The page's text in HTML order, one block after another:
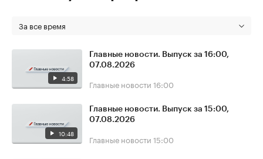
За все время
4:58
Главные новости. Выпуск за 16:00,
07.08.2026
Главные новости 16:00
10:48
Главные новости. Выпуск за 15:00,
07.08.2026
Главные новости 15:00